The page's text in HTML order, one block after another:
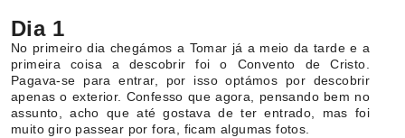
Dia 1
No primeiro dia chegámos a Tomar já a meio da tarde e a
primeira coisa a descobrir foi o Convento de Cristo.
Pagava-se para entrar, por isso optámos por descobrir
apenas o exterior. Confesso que agora, pensando bem no
assunto, acho que até gostava de ter entrado, mas foi
muito giro passear por fora, ficam algumas fotos.